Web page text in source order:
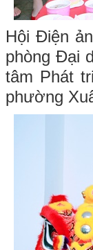
Hội Điện
phòng Đại
tâm Phát
phường